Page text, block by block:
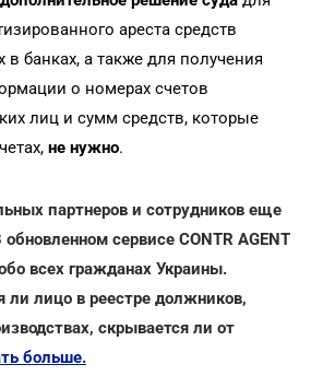
ареста средств
банках, а также для получения
о номерах счетов
лиц и сумм средств, которые
не нужно.
партнеров и сотрудников еще
сервисе CONTR AGENT
всех гражданах Украины.
ли лицо в реестре должников,
скрывается ли от
больше.